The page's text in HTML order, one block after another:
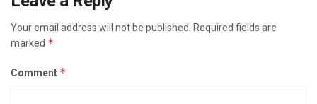
Your email address will not be published. Required fields are
marked *
Comment *